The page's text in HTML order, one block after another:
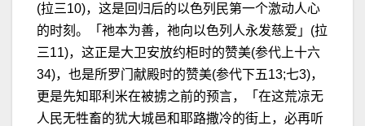
(拉三10)，这是回归后的以色列民第一个激动人心
的时刻。「祂本为善，祂向以色列人永发慈爱」(拉
三11)，这正是大卫安放约柜时的赞美(参代上十六
34)，也是所罗门献殿时的赞美(参代下五13;七3)，
更是先知耶利米在被掳之前的预言，「在这荒凉无
人民无牲畜的犹大城邑和耶路撒冷的街上，必再听